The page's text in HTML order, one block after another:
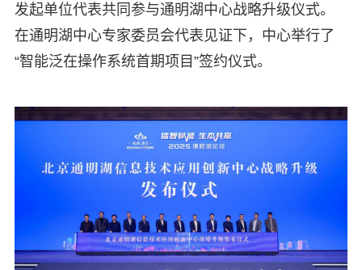
发起单位代表共同参与通明湖中心战略升级仪式。
在通明湖中心专家委员会代表见证下，中心举行了
“智能泛在操作系统首期项目”签约仪式。